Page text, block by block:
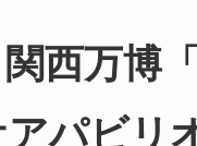
西万博
パビリ